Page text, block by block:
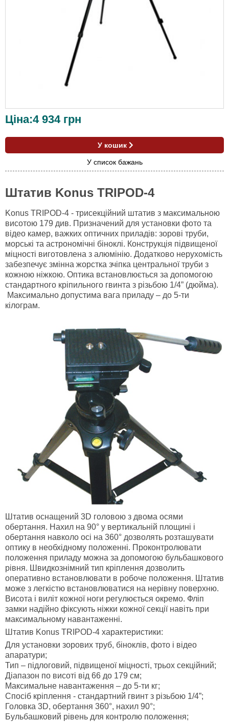
Ціна:4 934грн
У кошик
У список бажань
Штатив Konus TRIPOD-4
Konus TRIPOD-4 - трисекційний штатив з максимальною
висотою 179 див. Призначений для установки фото та
відео камер, важких оптичних приладів: зорові труби,
морські та астрономічні біноклі. Конструкція підвищеної
міцності виготовлена з алюмінію. Додатково нерухомість
забезпечує змінна жорстка зчіпка центральної труби з
кожною ніжкою. Оптика встановлюється за допомогою
стандартного кріпильного гвинта з різьбою 1/4” (дюйма).
Максимально допустима вага приладу – до 5-ти
кілограм.
Штатив оснащений 3D головою з двома осями
обертання. Нахил на 90° у вертикальній площині і
обертання навколо осі на 360° дозволять розташувати
оптику в необхідному положенні. Проконтролювати
положення приладу можна за допомогою бульбашкового
рівня. Швидкознімний тип кріплення дозволить
оперативно встановлювати в робоче положення. Штатив
може з легкістю встановлюватися на нерівну поверхню.
Висота і виліт кожної ноги регулюється окремо. Фліп
замки надійно фіксують ніжки кожної секції навіть при
максимальному навантаженні.
Штатив Konus TRIPOD-4 характеристики:
Для установки зорових труб, біноклів, фото і відео
апаратури;
Тип – підлоговий, підвищеної міцності, трьох секційний;
Діапазон по висоті від 66 до 179 см;
Максимальне навантаження – до 5-ти кг;
Спосіб кріплення - стандартний гвинт з різьбою 1/4”;
Головка 3D, обертання 360°, нахил 90°;
Бульбашковий рівень для контролю положення;